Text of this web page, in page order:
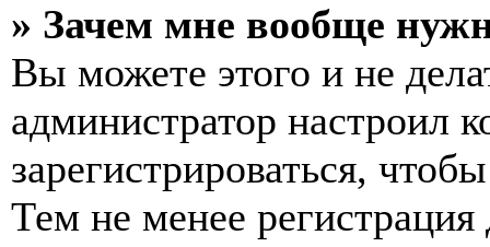
» Зачем мне вообще
Вы можете этого и не
администратор
зарегистрироваться,
Тем не менее